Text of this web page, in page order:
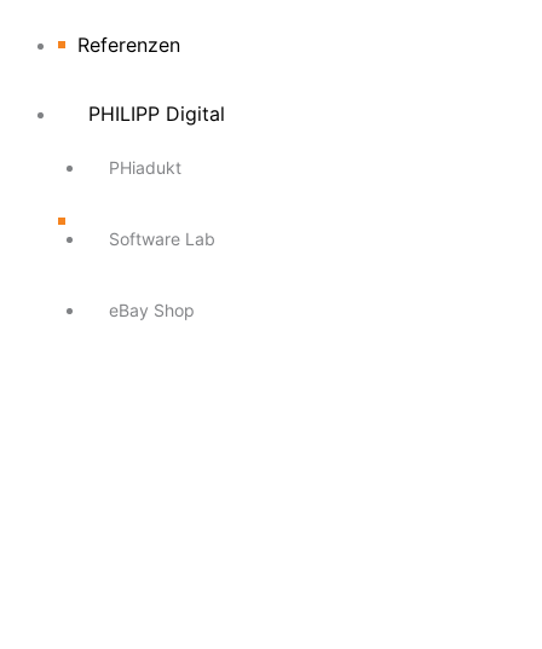
Referenzen
PHILIPP Digital
PHiadukt
Software Lab
eBay Shop